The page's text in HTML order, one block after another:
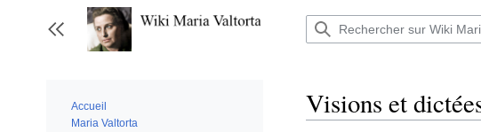
contenu
Afficher / masquer la barre latérale
Accueil
Maria Valtorta
Visions et